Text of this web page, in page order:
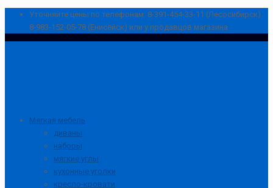
Уточняйте цены по телефонам: 8-391-454-33-11 (Лесосибирск)
8-983-152-05-78 (Енисейск) или у продавцов магазина
Мягкая мебель
диваны
наборы
мягкие углы
кухонные уголки
кресло-кровати